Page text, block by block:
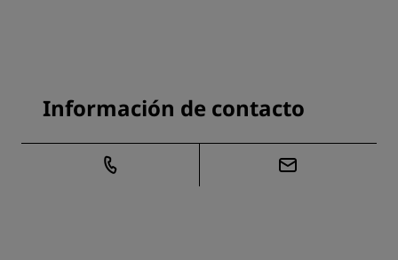
Información de contacto